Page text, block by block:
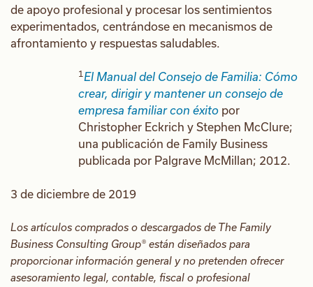
de apoyo profesional y procesar los sentimientos
experimentados, centrándose en mecanismos de
afrontamiento y respuestas saludables.
1 El Manual del Consejo de Familia: Cómo
crear, dirigir y mantener un consejo de
empresa familiar con éxito por
Christopher Eckrich y Stephen McClure;
una publicación de Family Business
publicada por Palgrave McMillan; 2012.
3 de diciembre de 2019
Los artículos comprados o descargados de The Family
Business Consulting Group® están diseñados para
proporcionar información general y no pretenden ofrecer
asesoramiento legal, contable, fiscal o profesional